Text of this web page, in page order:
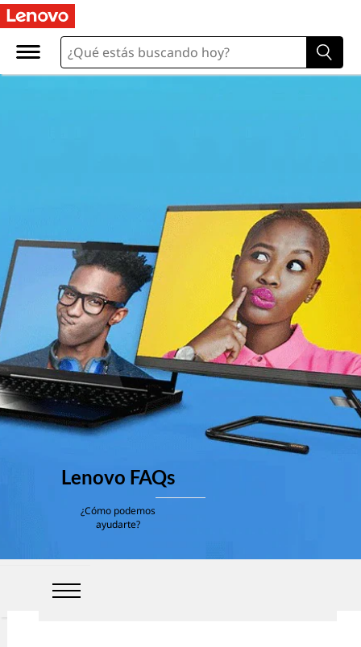
Lenovo FAQs
¿Cómo podemos
ayudarte?